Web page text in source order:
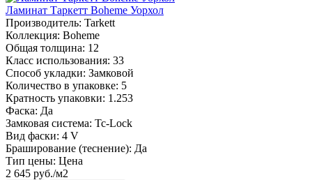
Ламинат Таркетт Boheme Уорхол
Производитель: Tarkett
Коллекция: Boheme
Общая толщина: 12
Класс использования: 33
Способ укладки: Замковой
Количество в упаковке: 5
Кратность упаковки: 1.253
Фаска: Да
Замковая система: Tc-Lock
Вид фаски: 4 V
Браширование (теснение): Да
Тип цены: Цена
2 645 руб./м2